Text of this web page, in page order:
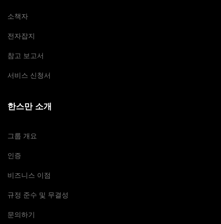
소책자
전자잡지
참고 보고서
서비스 신청서
한스만 소개
그룹 개요
인증
비즈니스 이점
규정 준수 및 무결성
문의하기